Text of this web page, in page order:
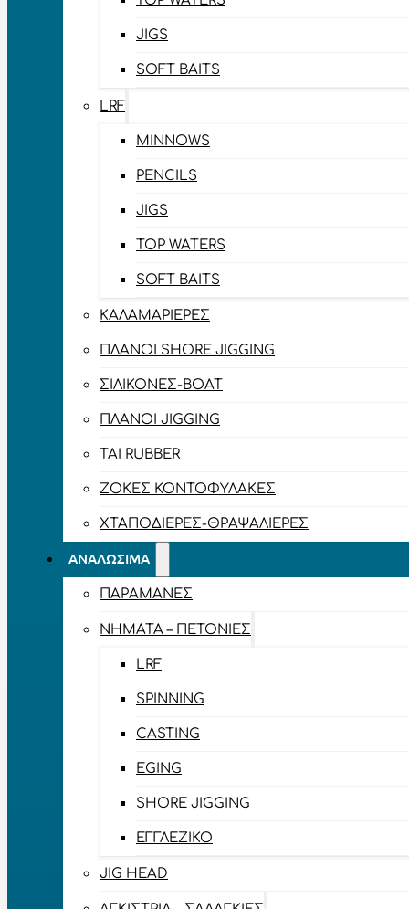
JIGS
SOFT BAITS
LRF
MINNOWS
PENCILS
JIGS
TOP WATERS
SOFT BAITS
ΚΑΛΑΜΑΡΙΈΡΕΣ
ΠΛΆΝΟΙ SHORE JIGGING
ΣΙΛΙΚΌΝΕΣ-BOAT
ΠΛΆΝΟΙ JIGGING
TAI RUBBER
ΖΌΚΕΣ ΚΟΝΤΟΦΎΛΑΚΕΣ
ΧΤΑΠΟΔΙΈΡΕΣ-ΘΡΑΨΑΛΙΈΡΕΣ
ΑΝΑΛΏΣΙΜΑ
ΠΑΡΑΜΆΝΕΣ
ΝΉΜΑΤΑ – ΠΕΤΟΝΙΈΣ
LRF
SPINNING
CASTING
EGING
SHORE JIGGING
ΕΓΓΛΈΖΙΚΟ
JIG HEAD